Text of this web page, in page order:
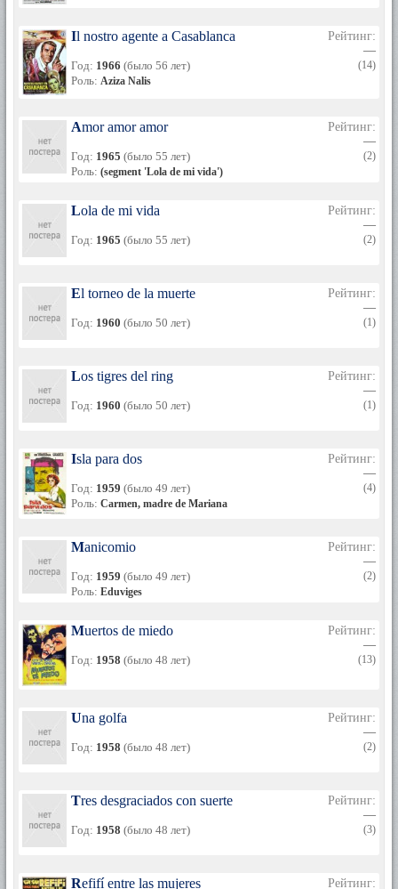
Il nostro agente a Casablanca
Год: 1966 (было 56 лет)
Роль: Aziza Nalis
Рейтинг:
—
(14)
Amor amor amor
Год: 1965 (было 55 лет)
Роль: (segment 'Lola de mi vida')
Рейтинг:
—
(2)
Lola de mi vida
Год: 1965 (было 55 лет)
Рейтинг:
—
(2)
El torneo de la muerte
Год: 1960 (было 50 лет)
Рейтинг:
—
(1)
Los tigres del ring
Год: 1960 (было 50 лет)
Рейтинг:
—
(1)
Isla para dos
Год: 1959 (было 49 лет)
Роль: Carmen, madre de Mariana
Рейтинг:
—
(4)
Manicomio
Год: 1959 (было 49 лет)
Роль: Eduviges
Рейтинг:
—
(2)
Muertos de miedo
Год: 1958 (было 48 лет)
Рейтинг:
—
(13)
Una golfa
Год: 1958 (было 48 лет)
Рейтинг:
—
(2)
Tres desgraciados con suerte
Год: 1958 (было 48 лет)
Рейтинг:
—
(3)
Refifí entre las mujeres
Рейтинг: